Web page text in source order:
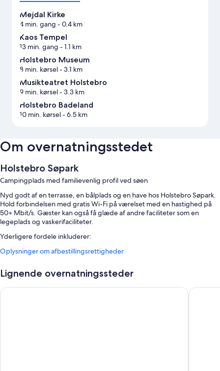
Mejdal Kirke
4 min. gang - 0.4 km
Kaos Tempel
13 min. gang - 1.1 km
Holstebro Museum
8 min. kørsel- 3.1 km
Musikteatret Holstebro
9 min. kørsel- 3.3 km
Holstebro Badeland
10 min. kørsel- 6.5 km
Om overnatningsstedet
Holstebro Søpark
Campingplads med familievenlig profil ved søen
Nyd godt af en terrasse, en bålplads og en have hos Holstebro Søpark.
Hold forbindelsen med gratis Wi-Fi på værelset med en hastighed på
50+ Mbit/s. Gæster kan også få glæde af andre faciliteter som en
legeplads og vaskerifaciliteter.
Yderligere fordele inkluderer:
En sæsonåben udendørs pool og en børnepool
En gasgrill, et naturreservat og udendørs møbler
Oplysninger om afbestillingsrettigheder
Lignende overnatningssteder
The Break Hotel Aiden